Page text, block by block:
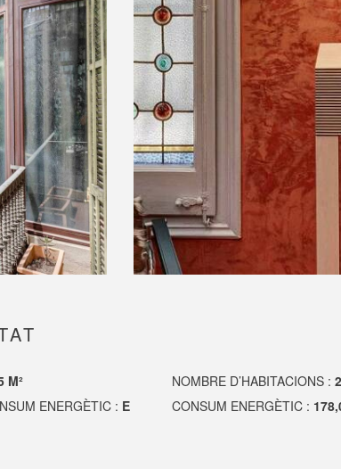
M² NOMBRE D’HABITACIONS : 2
ENERGÈTIC : E CONSUM ENERGÈTIC :